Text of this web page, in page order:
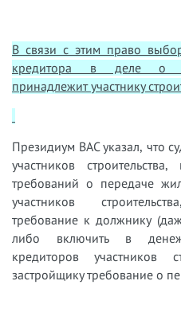
В связи с этим право
кредитора в деле о
принадлежит участнику
Президиум ВАС указал, что
участников
требований о передаче
участников
требование к должнику
либо включить в
кредиторов участников
застройщику требование о